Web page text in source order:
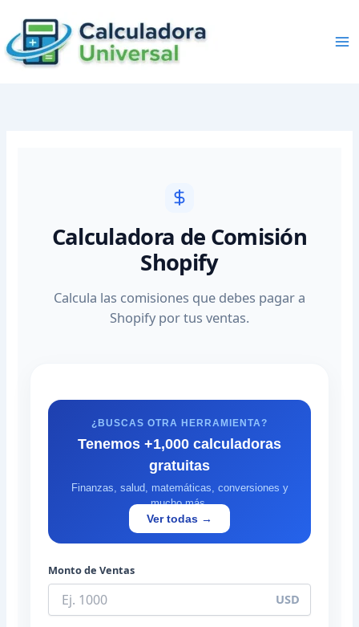
content
Calculadora de Comisión
Shopify
Calcula las comisiones que debes pagar a
Shopify por tus ventas.
¿BUSCAS OTRA HERRAMIENTA?
Tenemos +1,000 calculadoras
gratuitas
Finanzas, salud, matemáticas, conversiones y
mucho más.
Ver todas →
Monto de Ventas
USD